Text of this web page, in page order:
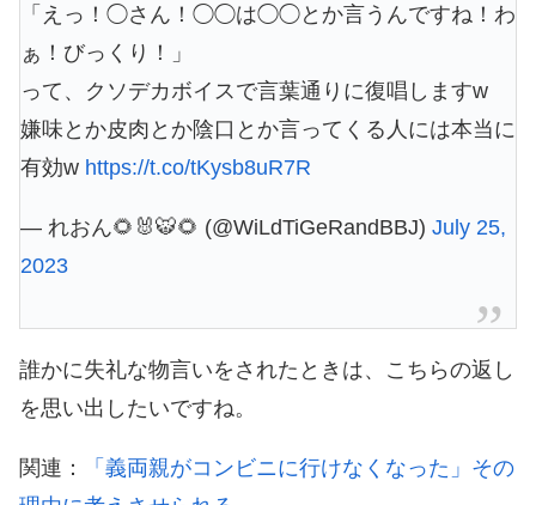
「えっ！◯さん！◯◯は◯◯とか言うんですね！わ
ぁ！びっくり！」
って、クソデカボイスで言葉通りに復唱しますw
嫌味とか皮肉とか陰口とか言ってくる人には本当に
有効w https://t.co/tKysb8uR7R
— れおん🌻🐰🐯🌻 (@WiLdTiGeRandBBJ) July 25,
2023
誰かに失礼な物言いをされたときは、こちらの返し
を思い出したいですね。
関連：
「義両親がコンビニに行けなくなった」その